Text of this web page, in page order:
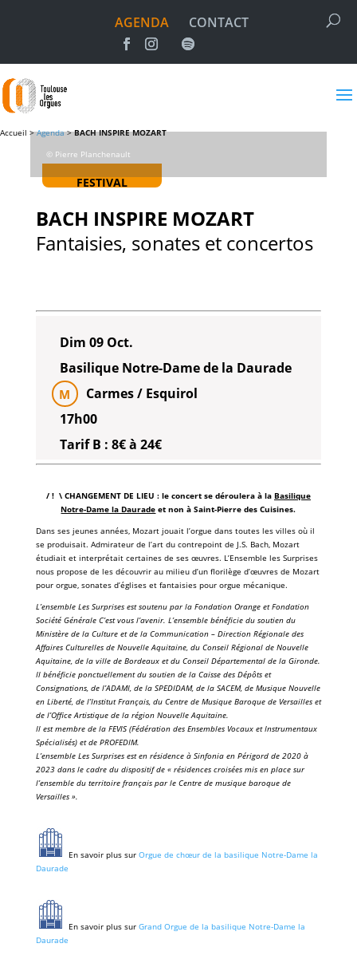
AGENDA CONTACT
Accueil >Agenda>BACH INSPIRE MOZART
FESTIVAL
© Pierre Planchenault
BACH INSPIRE MOZART
Fantaisies, sonates et concertos
Dim 09 Oct.
Basilique Notre-Dame de la Daurade
M
Carmes / Esquirol
17h00
Tarif B : 8€ à 24€
/ ! \ CHANGEMENT DE LIEU : le concert se déroulera à la Basilique
Notre-Dame la Daurade et non à Saint-Pierre des Cuisines.
Dans ses jeunes années, Mozart jouait l’orgue dans toutes les villes où il
se produisait. Admirateur de l’art du contrepoint de J.S. Bach, Mozart
étudiait et interprétait certaines de ses œuvres. L’Ensemble les Surprises
nous propose de les découvrir au milieu d’un florilège d’œuvres de Mozart
pour orgue, sonates d’églises et fantaisies pour orgue mécanique.
L’ensemble Les Surprises est soutenu par la Fondation Orange et Fondation
Société Générale C’est vous l’avenir. L’ensemble bénéficie du soutien du
Ministère de la Culture et de la Communication – Direction Régionale des
Affaires Culturelles de Nouvelle Aquitaine, du Conseil Régional de Nouvelle
Aquitaine, de la ville de Bordeaux et du Conseil Départemental de la Gironde.
Il bénéficie ponctuellement du soutien de la Caisse des Dépôts et
Consignations, de l’ADAMI, de la SPEDIDAM, de la SACEM, de Musique Nouvelle
en Liberté, de l’Institut Français, du Centre de Musique Baroque de Versailles et
de l’Office Artistique de la région Nouvelle Aquitaine.
Il est membre de la FEVIS (Fédération des Ensembles Vocaux et Instrumentaux
Spécialisés) et de PROFEDIM.
L’ensemble Les Surprises est en résidence à Sinfonia en Périgord de 2020 à
2023 dans le cadre du dispositif de « résidences croisées mis en place sur
l’ensemble du territoire français par le Centre de musique baroque de
Versailles ».
En savoir plus sur Orgue de chœur de la basilique Notre-Dame la
Daurade
En savoir plus sur Grand Orgue de la basilique Notre-Dame la
Daurade